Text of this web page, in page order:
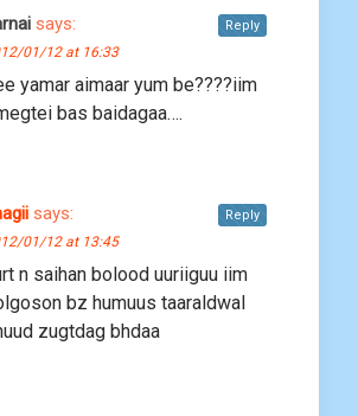
says:
01/12 at 16:33
yamar aimaar yum be????iim
bas baidagaa….
Reply
says:
01/12 at 13:45
n saihan bolood uuriiguu iim
bz humuus taaraldwal
zugtdag bhdaa
Reply